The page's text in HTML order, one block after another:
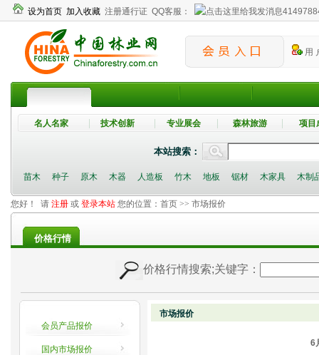
设为首页 加入收藏 注册通行证 QQ客服：
用
名人名家 技术创新 专业展会 森林旅游 项目
本站搜索：
苗木 种子 原木 木器 人造板 竹木 地板 锯材 木家具 木制
您好！ 请 注册 或 登录本站 您的位置： 首页 >> 市场报价
价格行情
价格行情搜索;关键字：
会员产品报价
国内市场报价
市场报价
6